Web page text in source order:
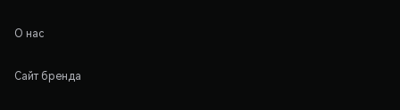
О нас
Сайт бренда